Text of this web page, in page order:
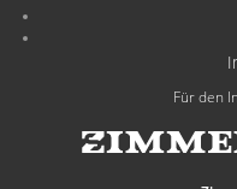
Für den